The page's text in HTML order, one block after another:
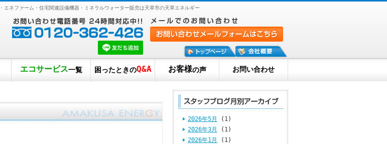
ファーム・住宅関連設備機器・ミネラルウォーター販売は天草市の天草エネルギー
エコサービス一覧 困ったときのQ&A お客様の声 お問い合わせ
2026年5月
(1)
2026年3月
(1)
2026年1月
(1)